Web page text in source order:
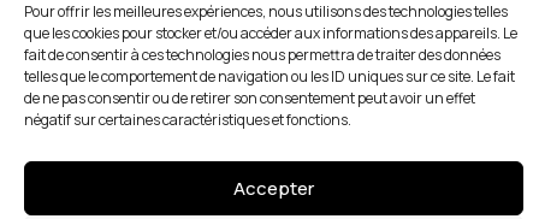
Pour offrir les meilleures expériences, nous utilisons des technologies telles
que les cookies pour stocker et/ou accéder aux informations des appareils. Le
fait de consentir à ces technologies nous permettra de traiter des données
telles que le comportement de navigation ou les ID uniques sur ce site. Le fait
de ne pas consentir ou de retirer son consentement peut avoir un effet
négatif sur certaines caractéristiques et fonctions.
Accepter
+33 (1) 42 56 05 98
51 Rue du Caire
Conditions générales de vente